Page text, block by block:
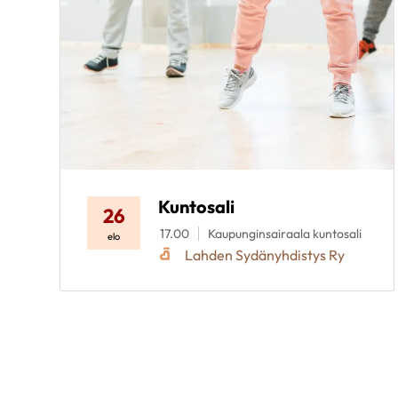
26
elo
Kuntosali
17.00 Kaupunginsairaala kuntosali
Lahden Sydänyhdistys Ry